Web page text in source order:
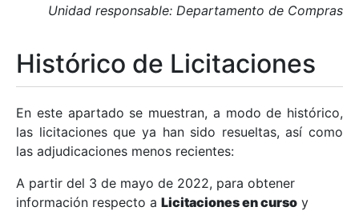
Mostrar/Ocultar
Mostrar/Ocultar
Mostrar/Ocultar
Unidad responsable: Departamento de Compras
Histórico de Licitaciones
En este apartado se muestran, a modo de histórico,
las licitaciones que ya han sido resueltas, así como
las adjudicaciones menos recientes:
A partir del 3 de mayo de 2022, para obtener
información respecto a Licitaciones en curso y